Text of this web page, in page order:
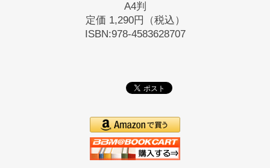
A4判
定価 1,290円（税込）
ISBN:978-4583628707